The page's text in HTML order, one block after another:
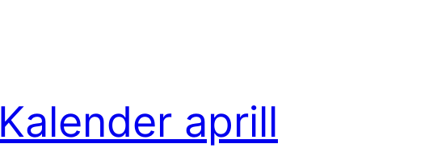
Kalender aprill